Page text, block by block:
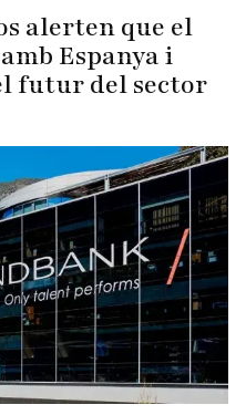
alerten que el
Espanya i
futur del sector